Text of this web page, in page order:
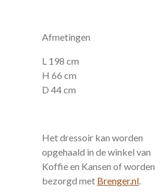
Afmetingen
L 198 cm
H 66 cm
D 44 cm
Het dressoir kan worden
opgehaald in de winkel van
Koffie en Kansen of worden
bezorgd met Brenger.nl.